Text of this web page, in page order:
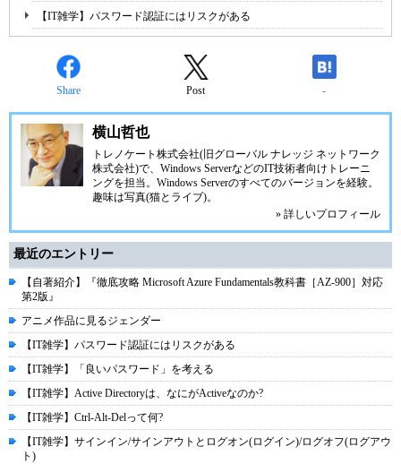
【IT雑学】パスワード認証にはリスクがある
Share Post -
横山哲也
トレノケート株式会社(旧グローバル ナレッジ ネットワーク
株式会社)で、Windows ServerなどのIT技術者向けトレーニ
ングを担当。Windows Serverのすべてのバージョンを経験。
趣味は写真(猫とライブ)。
» 詳しいプロフィール
最近のエントリー
【自著紹介】『徹底攻略 Microsoft Azure Fundamentals教科書［AZ-900］対応
第2版』
アニメ作品に見るジェンダー
【IT雑学】パスワード認証にはリスクがある
【IT雑学】「良いパスワード」を考える
【IT雑学】Active Directoryは、なにがActiveなのか?
【IT雑学】Ctrl-Alt-Delって何?
【IT雑学】サインイン/サインアウトとログオン(ログイン)/ログオフ(ログアウ
ト)